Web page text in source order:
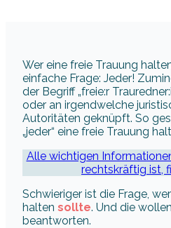
Wer eine freie Trauung
einfache Frage: Jeder!
der Begriff „freie:r
oder an irgendwelche
Autoritäten geknüpft. So
„jeder“ eine freie Trauung
Alle wichtigen
rechtskräftig ist,
Schwieriger ist die Frage,
halten sollte. Und die
beantworten.